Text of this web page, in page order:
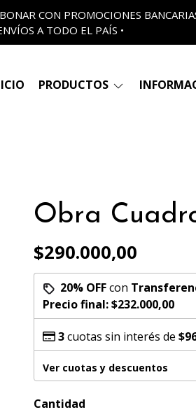
CON PROMOCIONES
A TODO EL PAÍS •
PRODUCTOS
Obra
$290.000,00
20% OFFcon
Precio final:$232.000,00
3cuotas sin interés de
Ver cuotas y descuentos
Cantidad